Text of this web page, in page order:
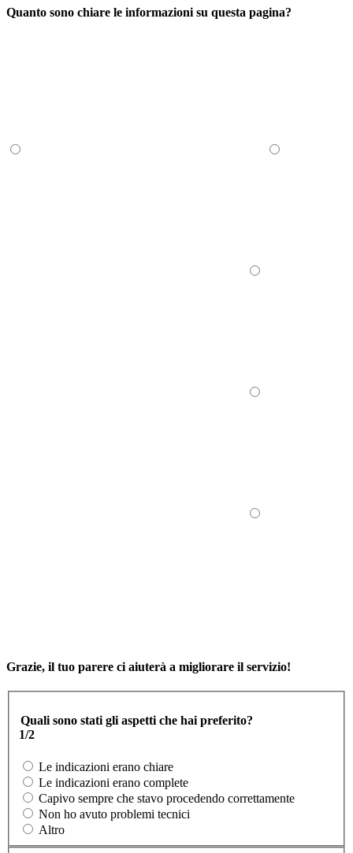
Quanto sono chiare le informazioni su questa pagina?
Grazie, il tuo parere ci aiuterà a migliorare il servizio!
Quali sono stati gli aspetti che hai preferito?
1/2
Le indicazioni erano chiare
Le indicazioni erano complete
Capivo sempre che stavo procedendo correttamente
Non ho avuto problemi tecnici
Altro